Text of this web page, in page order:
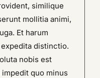
similique
mollitia animi,
Et harum
distinctio.
nobis est
quo minus